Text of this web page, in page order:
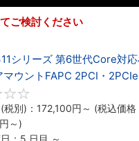
ご検討ください
シリーズ 第6世代Core対
マウントFAPC 2PCI・2PCIe
別)： 172,100円 ～ (税込価格
円 ～)
：5 日目 ～